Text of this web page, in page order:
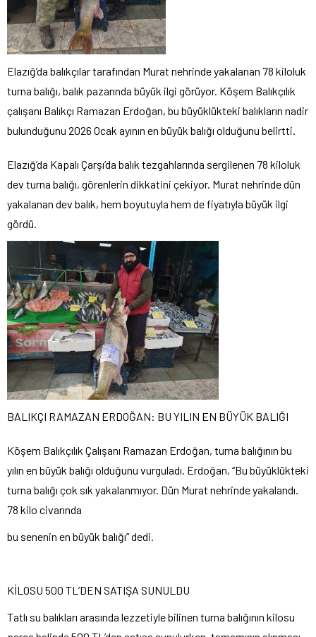
Elazığ’da balıkçılar tarafından Murat nehrinde yakalanan 78 kiloluk
turna balığı, balık pazarında büyük ilgi görüyor. Köşem Balıkçılık
çalışanı Balıkçı Ramazan Erdoğan, bu büyüklükteki balıkların nadir
bulunduğunu 2026 Ocak ayının en büyük balığı olduğunu belirtti.
Elazığ’da Kapalı Çarşı’da balık tezgahlarında sergilenen 78 kiloluk
dev turna balığı, görenlerin dikkatini çekiyor. Murat nehrinde dün
yakalanan dev balık, hem boyutuyla hem de fiyatıyla büyük ilgi
gördü.
BALIKÇI RAMAZAN ERDOĞAN: BU YILIN EN BÜYÜK BALIĞI
Köşem Balıkçılık Çalışanı Ramazan Erdoğan, turna balığının bu
yılın en büyük balığı olduğunu vurguladı. Erdoğan, “Bu büyüklükteki
turna balığı çok sık yakalanmıyor. Dün Murat nehrinde yakalandı.
78 kilo civarında
bu senenin en büyük balığı” dedi.
KİLOSU 500 TL’DEN SATIŞA SUNULDU
Tatlı su balıkları arasında lezzetiyle bilinen turna balığının kilosu